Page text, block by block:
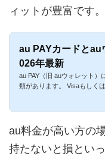
ィットが豊富です。
au PAYカードとau
026年最新
au PAY（旧 auウォレット
類があります。 Visaもしく
au料金が高い方の
持たないと損とい